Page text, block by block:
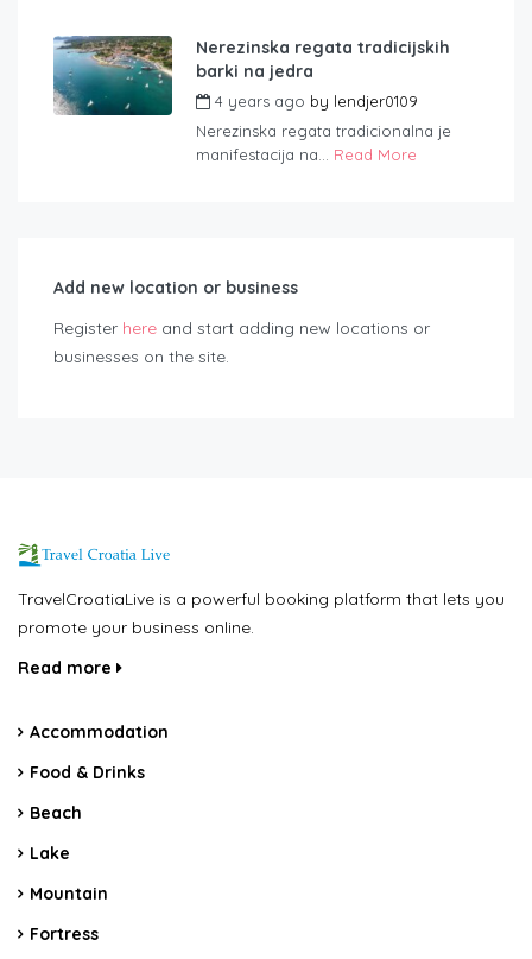
Nerezinska regata tradicijskih
barki na jedra
4 years ago by lendjer0109
Nerezinska regata tradicionalna je
manifestacija na... Read More
Add new location or business
Register here and start adding new locations or
businesses on the site.
TravelCroatiaLive is a powerful booking platform that lets you
promote your business online.
Read more
Accommodation
Food & Drinks
Beach
Lake
Mountain
Fortress